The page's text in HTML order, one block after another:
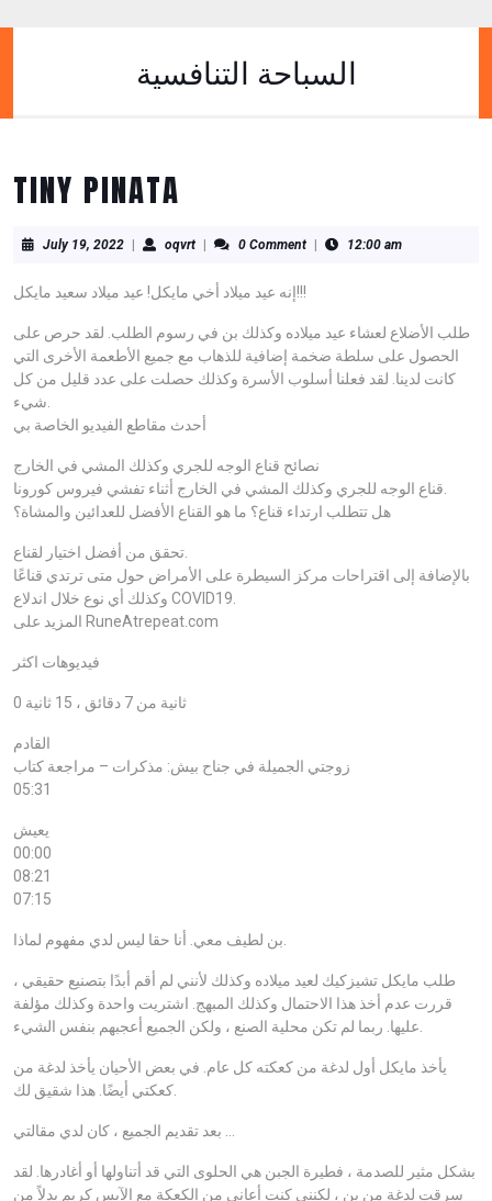
to
السباحة التنافسية
TINY PINATA
July 19, 2022July
2022
oqvrtoqvrt 0 Comment 12:00 am
إنه عيد ميلاد أخي مايكل! عيد ميلاد سعيد مايكل!!!
طلب الأضلاع لعشاء عيد ميلاده وكذلك بن في رسوم الطلب. لقد حرص على
الحصول على سلطة ضخمة إضافية للذهاب مع جميع الأطعمة الأخرى التي
كانت لدينا. لقد فعلنا أسلوب الأسرة وكذلك حصلت على عدد قليل من كل
أحدث مقاطع الفيديو الخاصة بي
نصائح قناع الوجه للجري وكذلك المشي في الخارج
هل تتطلب ارتداء قناع؟ ما هو القناع الأفضل للعدائين والمشاة؟
بالإضافة إلى اقتراحات مركز السيطرة على الأمراض حول متى ترتدي قناعًا
وكذلك أي نوع خلال اندلاع COVID19.
المزيد على RuneAtrepeat.com
فيديوهات اكثر
0 ثانية من 7 دقائق ، 15 ثانية
القادم
زوجتي الجميلة في جناح بيش: مذكرات – مراجعة كتاب
05:31
يعيش
00:00
08:21
07:15
طلب مايكل تشيزكيك لعيد ميلاده وكذلك لأنني لم أقم أبدًا بتصنيع حقيقي ،
قررت عدم أخذ هذا الاحتمال وكذلك المبهج. اشتريت واحدة وكذلك مؤلفة
يأخذ مايكل أول لدغة من كعكته كل عام. في بعض الأحيان يأخذ لدغة من
بشكل مثير للصدمة ، فطيرة الجبن هي الحلوى التي قد أتناولها أو أغادرها. لقد
سرقت لدغة من بن ، لكنني كنت أعاني من الكعكة مع الآيس كريم بدلاً من